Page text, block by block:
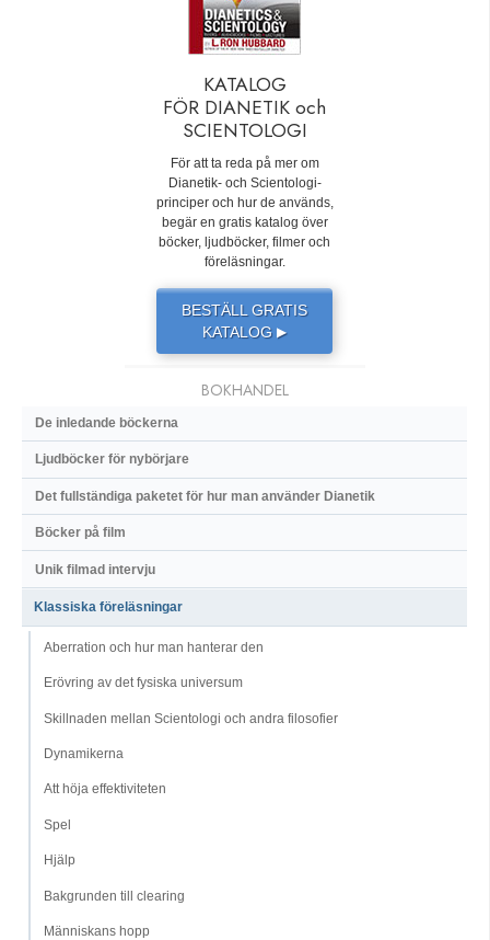
KATALOG
FÖR DIANETIK och
SCIENTOLOGI
För att ta reda på mer om
Dianetik- och Scientologi-
principer och hur de används,
begär en gratis katalog över
böcker, ljudböcker, filmer och
föreläsningar.
BESTÄLL GRATIS
KATALOG ▶
BOKHANDEL
De inledande böckerna
Ljudböcker för nybörjare
Det fullständiga paketet för hur man använder Dianetik
Böcker på film
Unik filmad intervju
Klassiska föreläsningar
Aberration och hur man hanterar den
Erövring av det fysiska universum
Skillnaden mellan Scientologi och andra filosofier
Dynamikerna
Att höja effektiviteten
Spel
Hjälp
Bakgrunden till clearing
Människans hopp